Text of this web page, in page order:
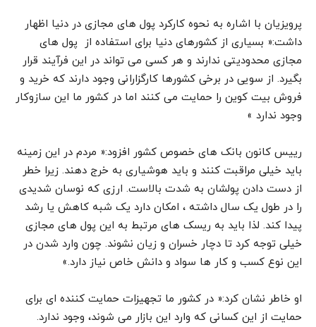
پرویزیان با اشاره به نحوه کارکرد پول های مجازی در دنیا اظهار
داشت:« بسیاری از کشورهای دنیا برای استفاده از پول های
مجازی محدودیتی ندارند و هر کسی می تواند در این فرآیند قرار
بگیرد. از سویی در برخی کشورها کارگزارانی وجود دارند که خرید و
فروش بیت کوین را حمایت می کنند اما در کشور ما این سازوکار
وجود ندارد »
رییس کانون بانک های خصوص کشور افزود:« مردم در این زمینه
باید خیلی مراقبت کنند و باید هوشیاری به خرج دهند. زیرا خطر
از دست دادن پولشان به شدت بالاست. ارزی که نوسان شدیدی
را در طول یک سال داشته ، امکان دارد یک شبه کاهش یا رشد
پیدا کند. لذا باید به ریسک های مرتبط به این پول های مجازی
خیلی توجه کرد تا دچار خسران و زیان نشوند. چون وارد شدن در
این نوع کسب و کار ها سواد و دانش خاص نیاز دارد.»
او خاطر نشان کرد:« در کشور ما تجهیزات حمایت کننده ای برای
حمایت از این کسانی که وارد این بازار می شوند، وجود ندارد.